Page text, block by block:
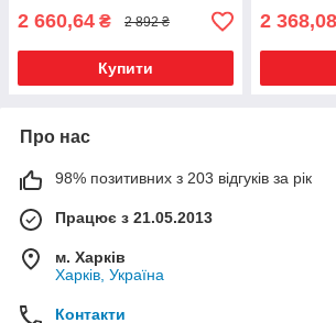
2 660,64 ₴ 2 892 ₴
Купити
2 368,08
Про нас
98% позитивних з 203 відгуків за рік
Працює з 21.05.2013
м. Харків
Харків, Україна
Контакти